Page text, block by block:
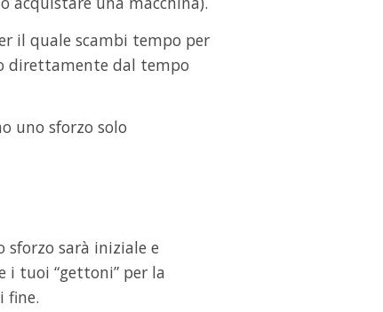
il quale scambi tempo per
direttamente dal tempo
uno sforzo solo
sarà iniziale e
i tuoi “gettoni” per la
fine.